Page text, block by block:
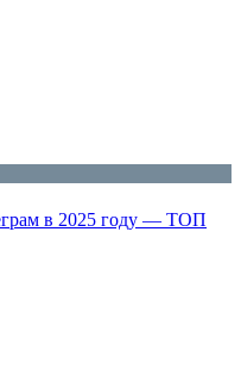
в 2025 году — ТОП